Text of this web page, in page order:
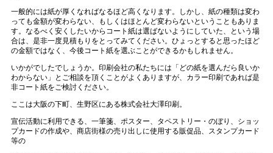
一般的には紙が厚くなればなるほど高くなります。しかし、紙の種類は変わ
っても金額が変わらない、もしくはほとんど変わらないということもありま
す。なるべく安くしたいからコート紙は選ばないようにしていた、という場
合は、是非一度見積もりをとってみてください。ひょっとすると思ったほど
の金額ではなく、今後コート紙を選ぶことができるかもしれません。
いかがでしたでしょうか。印刷会社の私たちには「どの紙を選んだら良いか
わからない」とご相談を頂くことがよくありますが、カラー印刷であれば是
非コート紙をご検討ください。
ここは大阪の下町、生野区にある株式会社大澤印刷。
宣伝活動に利用できる、一筆箋、ポスター、タペストリー・のぼり、ショッ
プカードの作成や、商店街様の売り出しに使用する販促品、スタンプカード
等の